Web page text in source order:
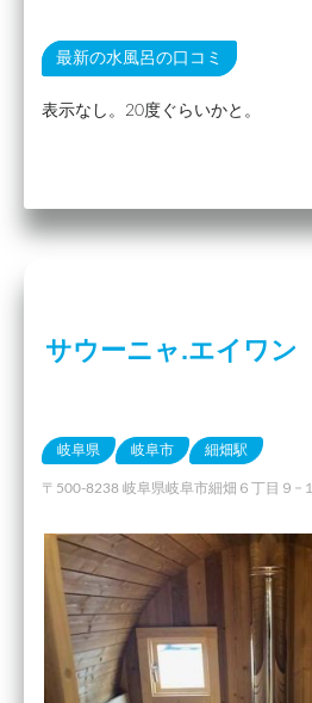
最新の水風呂の口コミ
表示なし。20度ぐらいかと。
サウーニャ.エイワン
岐阜県 岐阜市 細畑駅
〒500-8238 岐阜県岐阜市細畑６丁目９−１